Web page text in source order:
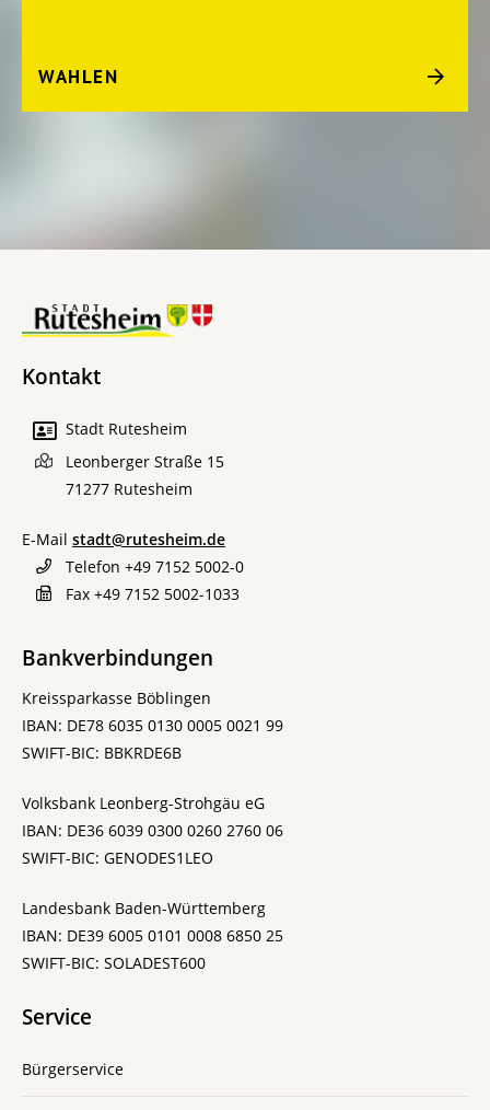
WAHLEN
Kontakt
Stadt Rutesheim
Leonberger Straße 15
71277 Rutesheim
E-Mail stadt@rutesheim.de
Telefon +49 7152 5002-0
Fax +49 7152 5002-1033
Bankverbindungen
Kreissparkasse Böblingen
IBAN: DE78 6035 0130 0005 0021 99
SWIFT-BIC: BBKRDE6B
Volksbank Leonberg-Strohgäu eG
IBAN: DE36 6039 0300 0260 2760 06
SWIFT-BIC: GENODES1LEO
Landesbank Baden-Württemberg
IBAN: DE39 6005 0101 0008 6850 25
SWIFT-BIC: SOLADEST600
Service
Bürgerservice